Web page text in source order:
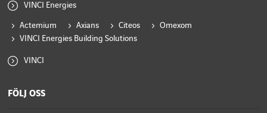
VINCI Energies
Actemium Axians Citeos
Omexom
VINCI Energies Building Solutions
VINCI
FÖLJ OSS